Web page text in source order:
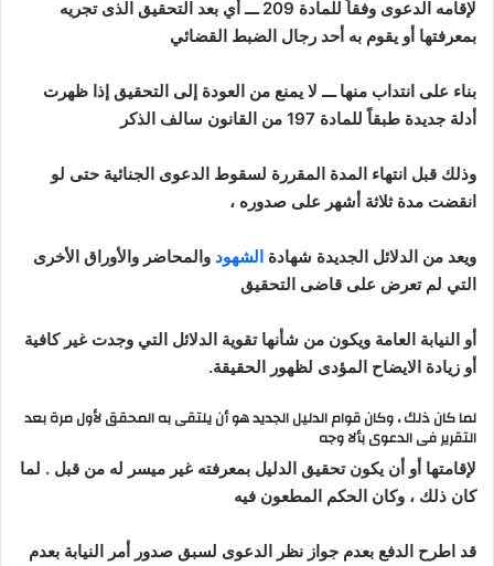
لإقامه الدعوى وفقاً للمادة 209 ـــ أي بعد التحقيق الذى تجريه
بمعرفتها أو يقوم به أحد رجال الضبط القضائي
بناء على انتداب منها ـــ لا يمنع من العودة إلى التحقيق إذا ظهرت
أدلة جديدة طبقاً للمادة 197 من القانون سالف الذكر
وذلك قبل انتهاء المدة المقررة لسقوط الدعوى الجنائية حتى لو
انقضت مدة ثلاثة أشهر على صدوره ،
ويعد من الدلائل الجديدة شهادة الشهود والمحاضر والأوراق الأخرى
التي لم تعرض على قاضى التحقيق
أو النيابة العامة ويكون من شأنها تقوية الدلائل التي وجدت غير كافية
أو زيادة الايضاح المؤدى لظهور الحقيقة.
لما كان ذلك ، وكان قوام الدليل الجديد هو أن يلتقى به المحقق لأول مرة بعد
التقرير فى الدعوى بألا وجه
لإقامتها أو أن يكون تحقيق الدليل بمعرفته غير ميسر له من قبل . لما
كان ذلك ، وكان الحكم المطعون فيه
قد اطرح الدفع بعدم جواز نظر الدعوى لسبق صدور أمر النيابة بعدم